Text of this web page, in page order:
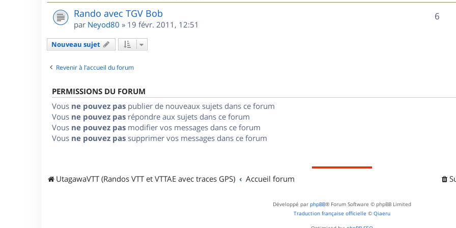
s
é
p
e
Rando avec TGV Bob
par Neyod80 » 19 févr. 2011, 12:51
6R
Nouveau sujet
Revenir à l’accueil du forum
PERMISSIONS DU FORUM
Vous ne pouvez pas publier de nouveaux sujets dans ce forum
Vous ne pouvez pas répondre aux sujets dans ce forum
Vous ne pouvez pas modifier vos messages dans ce forum
Vous ne pouvez pas supprimer vos messages dans ce forum
UtagawaVTT (Randos VTT et VTTAE avec traces GPS) Accueil forum
Développé par phpBB® Forum Software © phpBB Limited
Traduction française officielle © Qiaeru